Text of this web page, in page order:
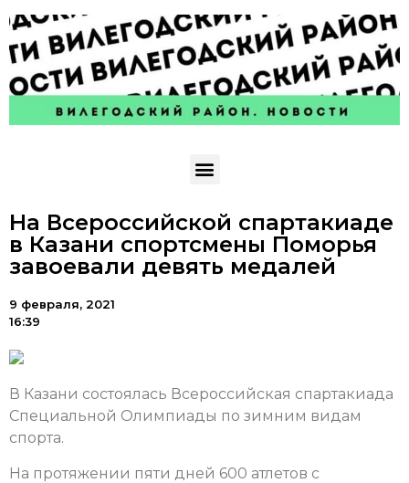
На Всероссийской спартакиаде
в Казани спортсмены Поморья
завоевали девять медалей
9 февраля, 2021
16:39
В Казани состоялась Всероссийская спартакиада
Специальной Олимпиады по зимним видам
спорта.
На протяжении пяти дней 600 атлетов с